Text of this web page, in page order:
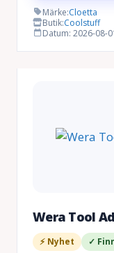
Märke:Cloetta
Butik:Coolstuff
Datum: 2026-08-
Wera Tool
⚡ Nyhet ✓